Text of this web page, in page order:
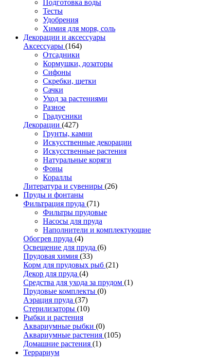
Подготовка воды
Тесты
Удобрения
Химия для моря, соль
Декорации и аксессуары
Аксессуары (164)
Отсадники
Кормушки, дозаторы
Сифоны
Скребки, щетки
Сачки
Уход за растениями
Разное
Градусники
Декорации (427)
Грунты, камни
Искусственные декорации
Искусственные растения
Натуральные коряги
Фоны
Кораллы
Литература и сувениры (26)
Пруды и фонтаны
Фильтрация пруда (71)
Фильтры прудовые
Насосы для пруда
Наполнители и комплектующие
Обогрев пруда (4)
Освещение для пруда (6)
Прудовая химия (33)
Корм для прудовых рыб (21)
Декор для пруда (4)
Средства для ухода за прудом (1)
Прудовые комплекты (0)
Аэрация пруда (37)
Стерилизаторы (10)
Рыбки и растения
Аквариумные рыбки (0)
Аквариумные растения (105)
Домашние растения (1)
Террариум